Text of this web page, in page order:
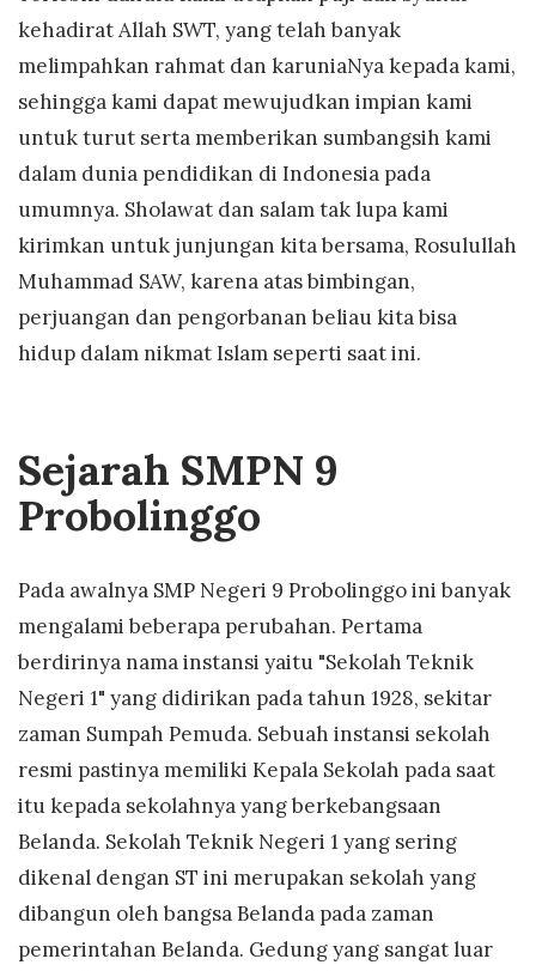
kehadirat Allah SWT, yang telah banyak
melimpahkan rahmat dan karuniaNya kepada kami,
sehingga kami dapat mewujudkan impian kami
untuk turut serta memberikan sumbangsih kami
dalam dunia pendidikan di Indonesia pada
umumnya. Sholawat dan salam tak lupa kami
kirimkan untuk junjungan kita bersama, Rosulullah
Muhammad SAW, karena atas bimbingan,
perjuangan dan pengorbanan beliau kita bisa
hidup dalam nikmat Islam seperti saat ini.
Sejarah SMPN 9
Probolinggo
Pada awalnya SMP Negeri 9 Probolinggo ini banyak
mengalami beberapa perubahan. Pertama
berdirinya nama instansi yaitu "Sekolah Teknik
Negeri 1" yang didirikan pada tahun 1928, sekitar
zaman Sumpah Pemuda. Sebuah instansi sekolah
resmi pastinya memiliki Kepala Sekolah pada saat
itu kepada sekolahnya yang berkebangsaan
Belanda. Sekolah Teknik Negeri 1 yang sering
dikenal dengan ST ini merupakan sekolah yang
dibangun oleh bangsa Belanda pada zaman
pemerintahan Belanda. Gedung yang sangat luar